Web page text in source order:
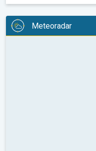
Meteoradar